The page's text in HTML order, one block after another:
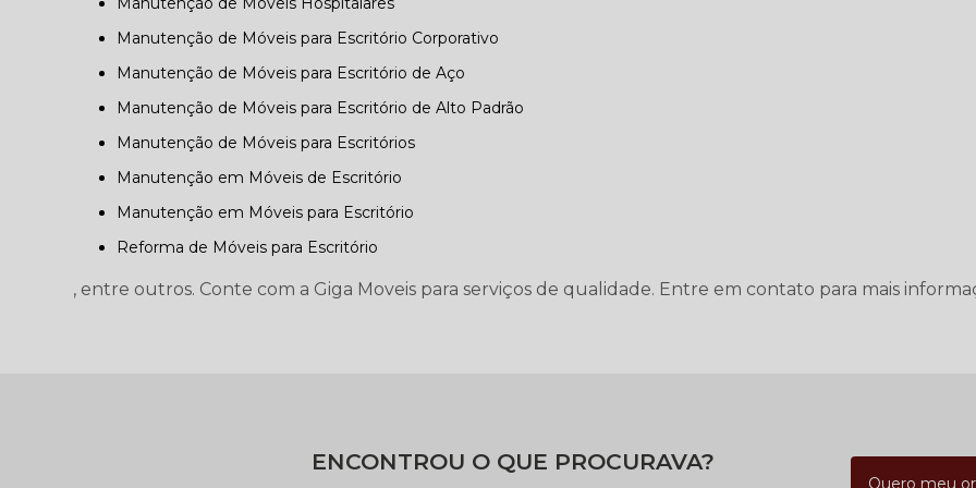
Manutenção de Móveis para Escritório Corporativo
Manutenção de Móveis para Escritório de Aço
Manutenção de Móveis para Escritório de Alto Padrão
Manutenção de Móveis para Escritórios
Manutenção em Móveis de Escritório
Manutenção em Móveis para Escritório
Reforma de Móveis para Escritório
, entre outros. Conte com a Giga Moveis para serviços de qualidade. Entre em contato para mais
ENCONTROU O QUE PROCURAVA?
Quero meu